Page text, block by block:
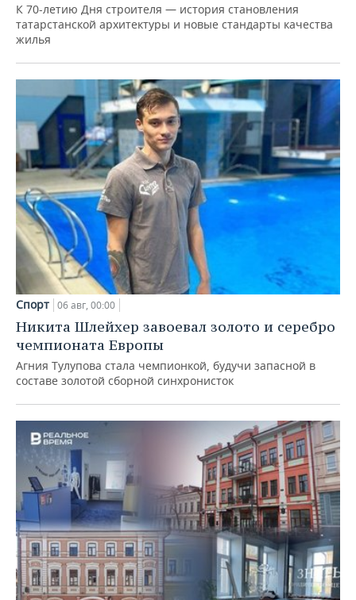
К 70-летию Дня строителя — история становления
татарстанской архитектуры и новые стандарты качества
жилья
Спорт 06 авг, 00:00
Никита Шлейхер завоевал золото и серебро
чемпионата Европы
Агния Тулупова стала чемпионкой, будучи запасной в
составе золотой сборной синхронисток